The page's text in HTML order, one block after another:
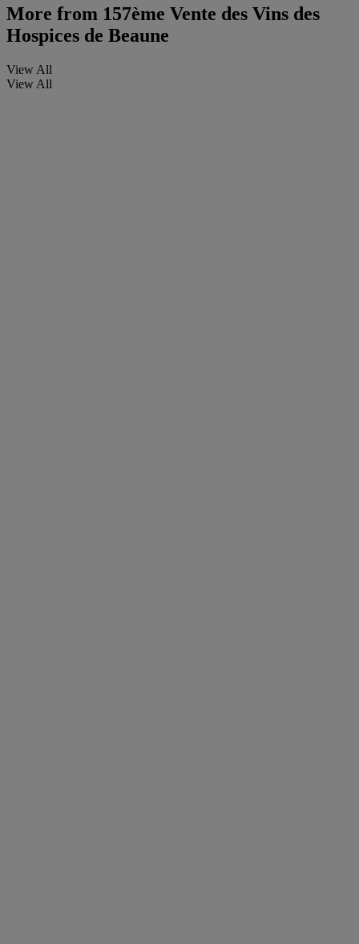
More from 157ème Vente des Vins des
Hospices de Beaune
View All
View All